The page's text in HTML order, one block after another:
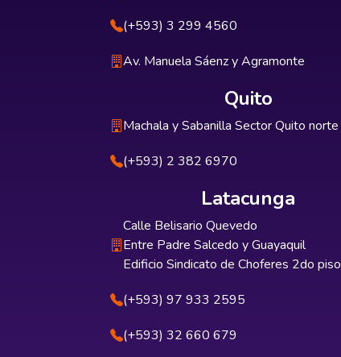
(+593) 3 299 4560
Av. Manuela Sáenz y Agramonte
Quito
Machala y Sabanilla Sector Quito norte
(+593) 2 382 6970
Latacunga
Calle Belisario Quevedo
Entre Padre Salcedo y Guayaquil
Edificio Sindicato de Choferes 2do piso
(+593) 97 933 2595
(+593) 32 660 679